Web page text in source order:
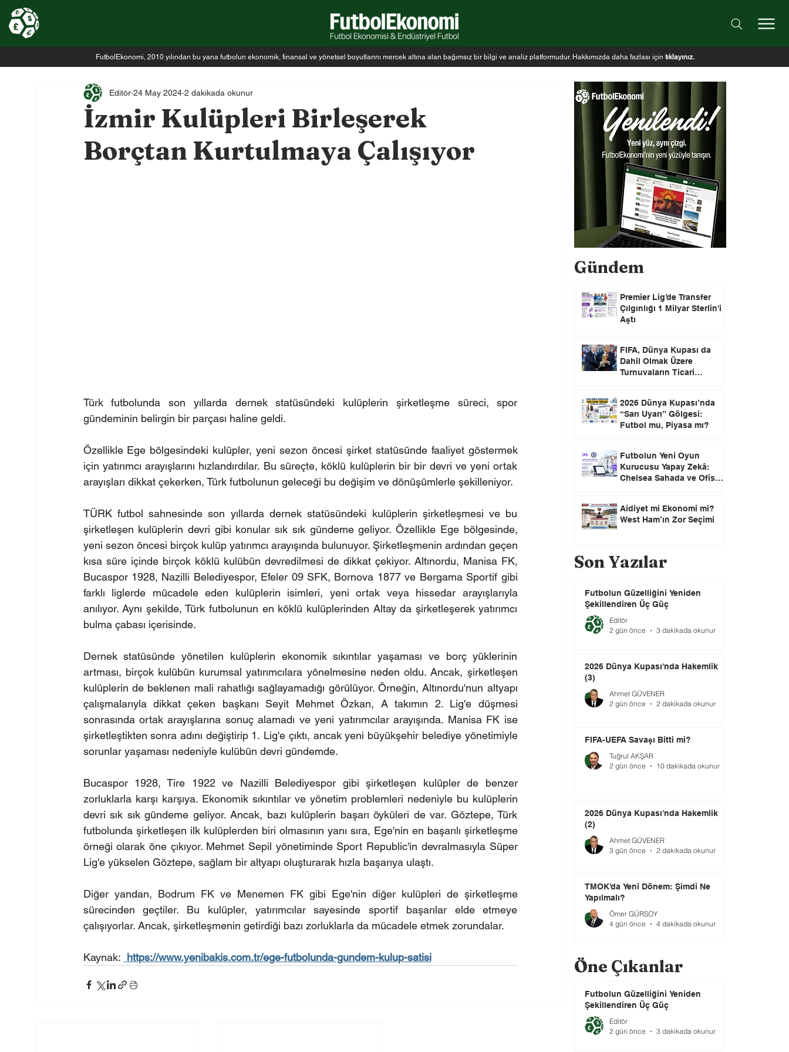
FutbolEkonomi, 2010 yılından bu yana futbolun ekonomik, finansal ve yönetsel boyutlarını mercek altına alan bağımsız bir bilgi ve analiz platformudur. Hakkımızda daha fazlası için tıklayınız.
İzmir Kulüpleri Birleşerek
Borçtan Kurtulmaya Çalışıyor
Editör 24 May 2024 2 dakikada okunur
Türk futbolunda son yıllarda dernek statüsündeki kulüplerin şirketleşme süreci, spor
gündeminin belirgin bir parçası haline geldi.
Özellikle Ege bölgesindeki kulüpler, yeni sezon öncesi şirket statüsünde faaliyet göstermek
için yatırımcı arayışlarını hızlandırdılar. Bu süreçte, köklü kulüplerin bir bir devri ve yeni ortak
arayışları dikkat çekerken, Türk futbolunun geleceği bu değişim ve dönüşümlerle şekilleniyor.
TÜRK futbol sahnesinde son yıllarda dernek statüsündeki kulüplerin şirketleşmesi ve bu
şirketleşen kulüplerin devri gibi konular sık sık gündeme geliyor. Özellikle Ege bölgesinde,
yeni sezon öncesi birçok kulüp yatırımcı arayışında bulunuyor. Şirketleşmenin ardından geçen
kısa süre içinde birçok köklü kulübün devredilmesi de dikkat çekiyor. Altınordu, Manisa FK,
Bucaspor 1928, Nazilli Belediyespor, Efeler 09 SFK, Bornova 1877 ve Bergama Sportif gibi
farklı liglerde mücadele eden kulüplerin isimleri, yeni ortak veya hissedar arayışlarıyla
anılıyor. Aynı şekilde, Türk futbolunun en köklü kulüplerinden Altay da şirketleşerek yatırımcı
bulma çabası içerisinde.
Dernek statüsünde yönetilen kulüplerin ekonomik sıkıntılar yaşaması ve borç yüklerinin
artması, birçok kulübün kurumsal yatırımcılara yönelmesine neden oldu. Ancak, şirketleşen
kulüplerin de beklenen mali rahatlığı sağlayamadığı görülüyor. Örneğin, Altınordu'nun altyapı
çalışmalarıyla dikkat çeken başkanı Seyit Mehmet Özkan, A takımın 2. Lig'e düşmesi
sonrasında ortak arayışlarına sonuç alamadı ve yeni yatırımcılar arayışında. Manisa FK ise
şirketleştikten sonra adını değiştirip 1. Lig'e çıktı, ancak yeni büyükşehir belediye yönetimiyle
sorunlar yaşaması nedeniyle kulübün devri gündemde.
Bucaspor 1928, Tire 1922 ve Nazilli Belediyespor gibi şirketleşen kulüpler de benzer
zorluklarla karşı karşıya. Ekonomik sıkıntılar ve yönetim problemleri nedeniyle bu kulüplerin
devri sık sık gündeme geliyor. Ancak, bazı kulüplerin başarı öyküleri de var. Göztepe, Türk
futbolunda şirketleşen ilk kulüplerden biri olmasının yanı sıra, Ege'nin en başarılı şirketleşme
örneği olarak öne çıkıyor. Mehmet Sepil yönetiminde Sport Republic'in devralmasıyla Süper
Lig'e yükselen Göztepe, sağlam bir altyapı oluşturarak hızla başarıya ulaştı.
Diğer yandan, Bodrum FK ve Menemen FK gibi Ege'nin diğer kulüpleri de şirketleşme
sürecinden geçtiler. Bu kulüpler, yatırımcılar sayesinde sportif başarılar elde etmeye
çalışıyorlar. Ancak, şirketleşmenin getirdiği bazı zorluklarla da mücadele etmek zorundalar.
Kaynak: https://www.yenibakis.com.tr/ege-futbolunda-gundem-kulup-satisi
Gündem
Premier Lig’de Transfer
Çılgınlığı 1 Milyar Sterlin'i
Aştı
FIFA, Dünya Kupası da
Dahil Olmak Üzere
Turnuvaların Ticari
2026 Dünya Kupası’nda
“Sarı Uyarı” Gölgesi:
Futbol mu, Piyasa mı?
Futbolun Yeni Oyun
Kurucusu Yapay Zekâ:
Chelsea Sahada ve Ofiste
Aidiyet mi Ekonomi mi?
West Ham’ın Zor Seçimi
Son Yazılar
Futbolun Güzelliğini Yeniden
Şekillendiren Üç Güç
Editör
2 gün önce
3 dakikada okunur
2026 Dünya Kupası'nda Hakemlik
(3)
Ahmet GÜVENER
2 gün önce
2 dakikada okunur
FIFA-UEFA Savaşı Bitti mi?
Tuğrul AKŞAR
2 gün önce
10 dakikada okunur
2026 Dünya Kupası'nda Hakemlik
(2)
Ahmet GÜVENER
3 gün önce
2 dakikada okunur
TMOK’da Yeni Dönem: Şimdi Ne
Yapılmalı?
Ömer GÜRSOY
4 gün önce
4 dakikada okunur
Öne Çıkanlar
Futbolun Güzelliğini Yeniden
Şekillendiren Üç Güç
Editör
2 gün önce
3 dakikada okunur